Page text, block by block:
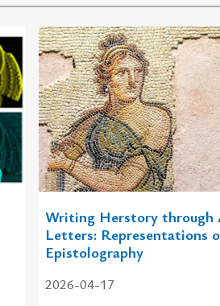
Writing Herstory through
Letters: Representations
Epistolography
2026-04-17